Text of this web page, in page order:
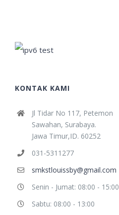
KONTAK KAMI
Jl Tidar No 117, Petemon
Sawahan, Surabaya.
Jawa Timur,ID. 60252
031-5311277
smkstlouissby@gmail.com
Senin - Jumat: 08:00 - 15:00
Sabtu: 08:00 - 13:00